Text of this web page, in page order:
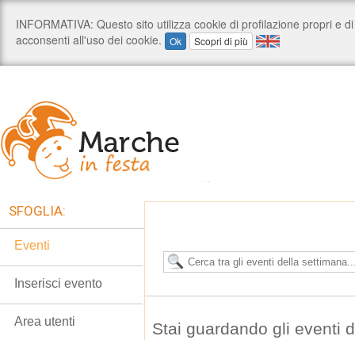
Stai guardando gli eventi
SFOGLIA:
Eventi
Inserisci evento
Area utenti